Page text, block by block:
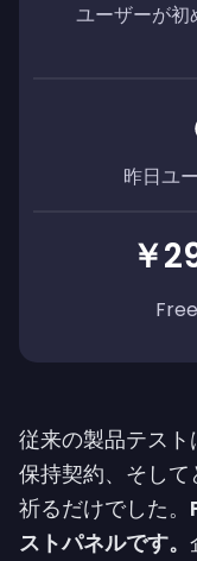
ユーザーが初
昨日ユ
￥
従来の製品テス
保持契約、そし
祈るだけでした。
ストパネルです。